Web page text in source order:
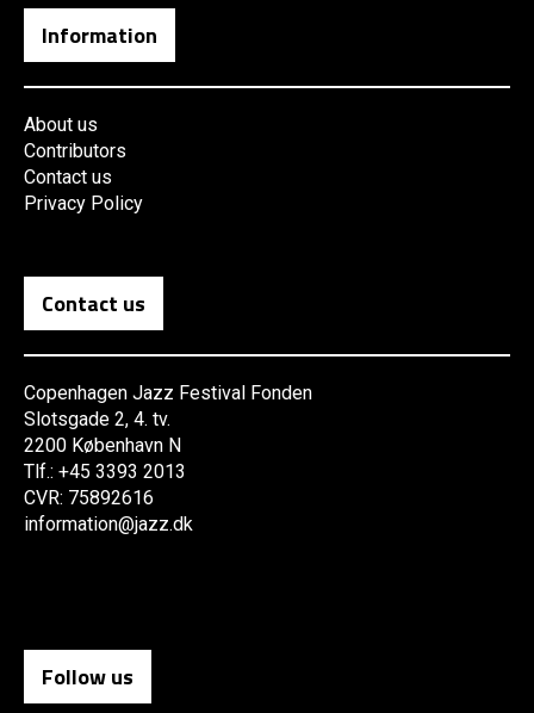
Information
About us
Contributors
Contact us
Privacy Policy
Contact us
Copenhagen Jazz Festival Fonden
Slotsgade 2, 4. tv.
2200 København N
Tlf.: +45 3393 2013
CVR: 75892616
information@jazz.dk
Follow us